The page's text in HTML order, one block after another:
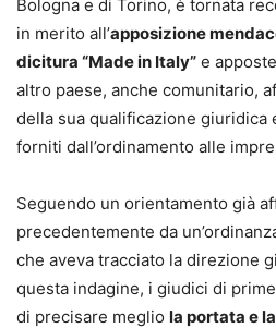
Bologna e di Torino, è tornata
in merito all’apposizione
dicitura “Made in Italy” e
altro paese, anche comunitario,
della sua qualificazione giuridica
forniti dall’ordinamento alle
Seguendo un orientamento già
precedentemente da
che aveva tracciato la direzione
questa indagine, i giudici di
di precisare meglio la portata e